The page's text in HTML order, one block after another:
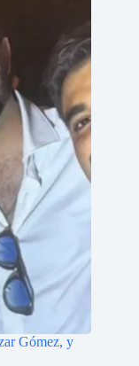
Gómez, y